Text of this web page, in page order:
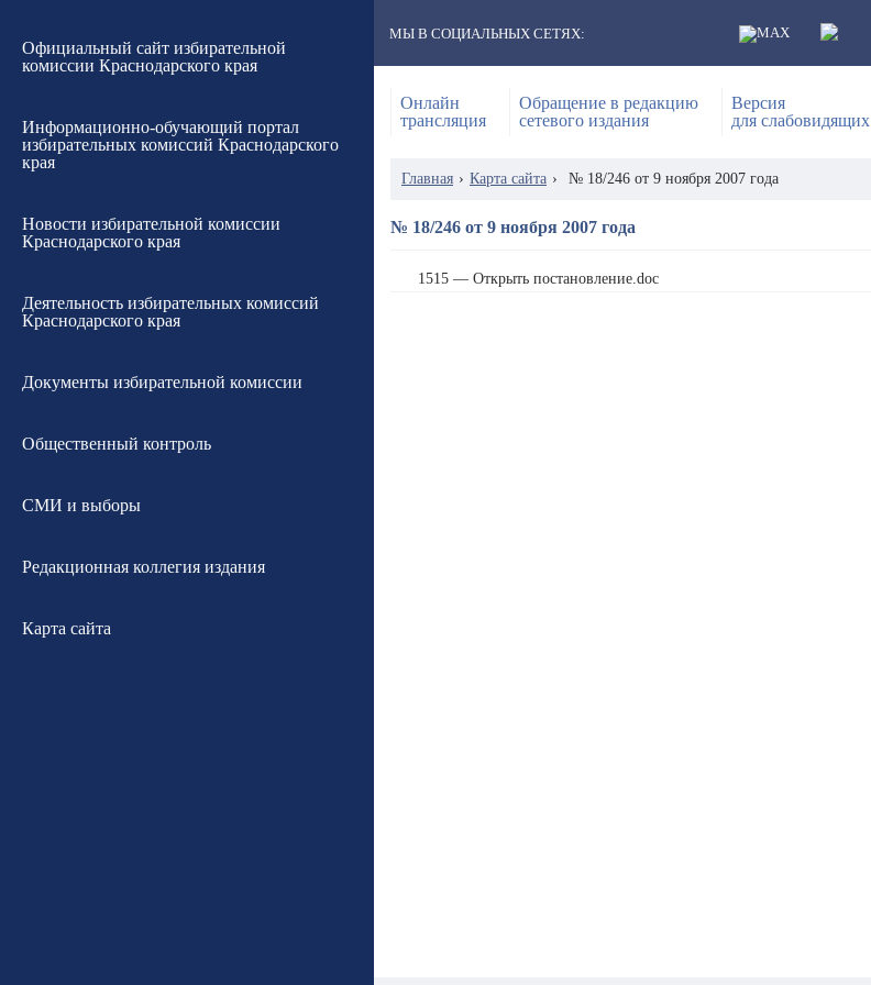
Официальный сайт избирательной
комиссии Краснодарского края
Информационно-обучающий портал
избирательных комиссий Краснодарского
края
Новости избирательной комиссии
Краснодарского края
Деятельность избирательных комиссий
Краснодарского края
Документы избирательной комиссии
Общественный контроль
СМИ и выборы
Редакционная коллегия издания
Карта сайта
МЫ В СОЦИАЛЬНЫХ СЕТЯХ:
Онлайн
трансляция
Обращение в редакцию
сетевого издания
Версия
для слабовидящих
Главная › Карта сайта › № 18/246 от 9 ноября 2007 года
№ 18/246 от 9 ноября 2007 года
1515 — Открыть постановление.doc